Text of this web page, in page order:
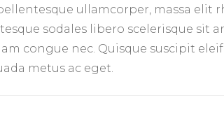
ullamcorper, massa elit
sodales libero scelerisque sit
congue nec. Quisque suscipit
metus ac eget.